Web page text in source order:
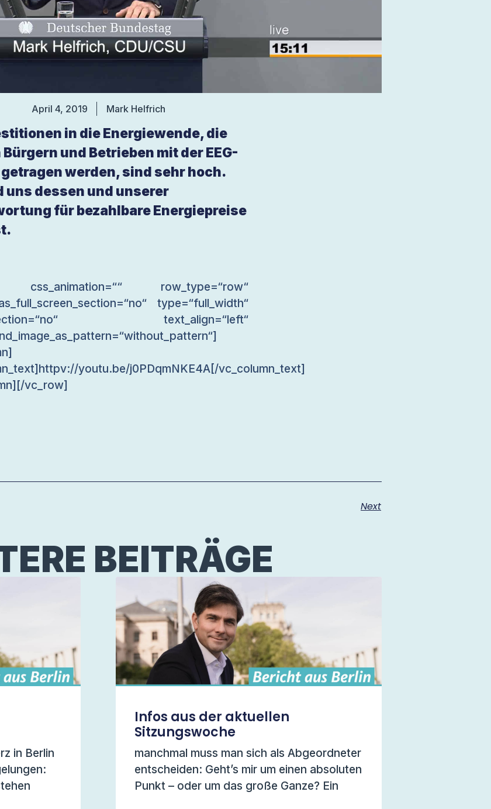
April 4, 2019 Mark Helfrich
in die Energiewende, die
und Betrieben mit der EEG-
getragen werden, sind sehr hoch.
uns dessen und unserer
für bezahlbare Energiepreise
css_animation=““ row_type=“row“
type=“full_width“
text_align=“left“
youtu.be/j0PDqmNKE4A[/vc_column_text]
vc_row]
Next
BEITRÄGE
in Berlin
Infos aus der aktuellen
Sitzungswoche
manchmal muss man sich als Abgeordneter
entscheiden: Geht’s mir um einen absoluten
Punkt – oder um das große Ganze? Ein